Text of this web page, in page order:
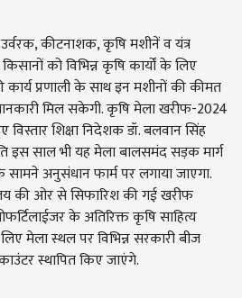
कीटनाशक, कृषि मशीनें व यंत्र
को विभिन्न कृषि कार्यों के लिए
कार्य प्रणाली के साथ इन मशीनों की कीमत
मिल सकेगी. कृषि मेला खरीफ-2024
शिक्षा निदेशक डॉ. बलवान सिंह
इस साल भी यह मेला बालसमंद सड़क मार्ग
सामने अनुसंधान फार्म पर लगाया जाएगा.
की ओर से सिफारिश की गई खरीफ
के अतिरिक्त कृषि साहित्य
मेला स्थल पर विभिन्न सरकारी बीज
स्थापित किए जाएंगे.